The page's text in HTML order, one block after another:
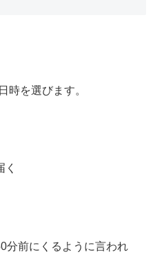
時を選びます。
分前にくるように言われ